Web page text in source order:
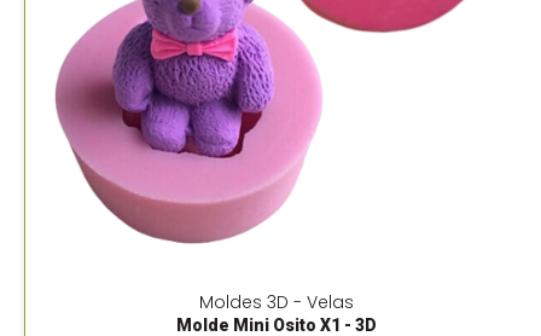
Moldes 3D - Velas
Molde Mini Osito X1 - 3D